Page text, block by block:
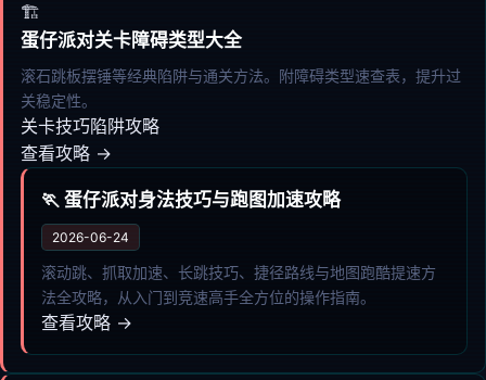
🏗️
蛋仔派对关卡障碍类型大全
滚石跳板摆锤等经典陷阱与通关方法。附障碍类型速查表，提升过
关稳定性。
关卡技巧陷阱攻略
查看攻略 →
🏃 蛋仔派对身法技巧与跑图加速攻略
2026-06-24
滚动跳、抓取加速、长跳技巧、捷径路线与地图跑酷提速方
法全攻略，从入门到竞速高手全方位的操作指南。
查看攻略 →